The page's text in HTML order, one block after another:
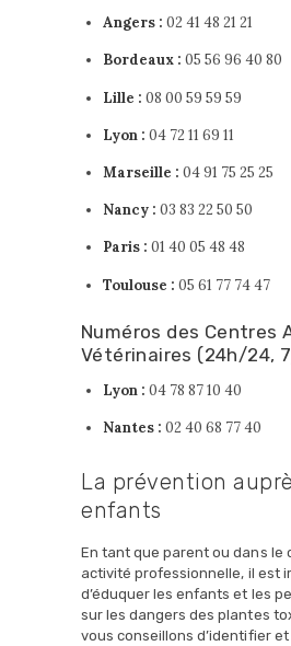
Angers : 02 41 48 21 21
Bordeaux : 05 56 96 40 80
Lille : 08 00 59 59 59
Lyon : 04 72 11 69 11
Marseille : 04 91 75 25 25
Nancy : 03 83 22 50 50
Paris : 01 40 05 48 48
Toulouse : 05 61 77 74 47
Numéros des Centres
Vétérinaires (24h/24,
Lyon : 04 78 87 10 40
Nantes : 02 40 68 77 40
La prévention
enfants
En tant que parent ou dans le
activité professionnelle, il est
d’éduquer les enfants et les
sur les dangers des plantes
vous conseillons d’identifier et